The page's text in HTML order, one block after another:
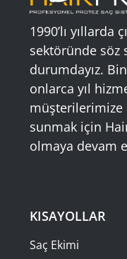
1990’lı yıllarda
sektöründe söz
durumdayız.
onlarca yıl
müşterilerimize
sunmak için
olmaya devam
KISAYOLLAR
Saç Ekimi